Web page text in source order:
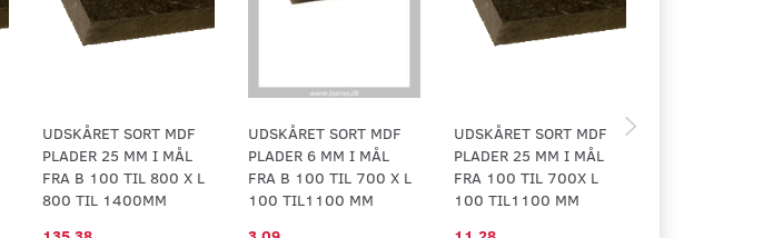
UDSKÅRET SORT MDF
PLADER 25 MM I MÅL
FRA B 100 TIL 800 X L
800 TIL 1400MM
UDSKÅRET SORT MDF
PLADER 6 MM I MÅL
FRA B 100 TIL 700 X L
100 TIL1100 MM
UDSKÅRET SORT MDF
PLADER 25 MM I MÅL
FRA 100 TIL 700X L
100 TIL1100 MM